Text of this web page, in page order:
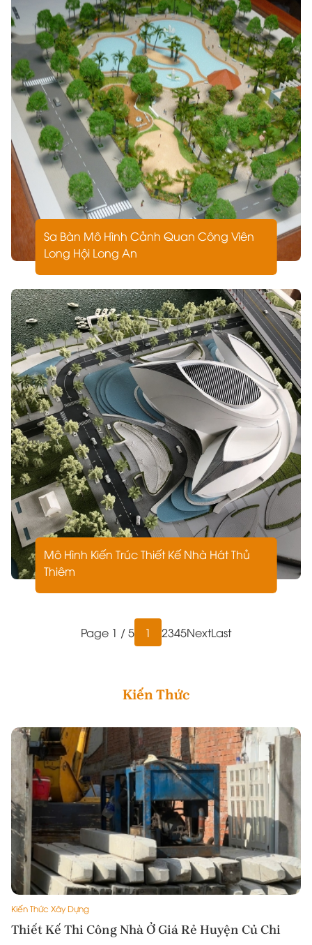
Sa Bàn Mô Hình Cảnh Quan Công Viên
Long Hội Long An
Mô Hình Kiến Trúc Thiết Kế Nhà Hát Thủ
Thiêm
Page 1 / 5 1 2345NextLast
Kiến Thức
Kiến Thức Xây Dựng
Thiết Kế Thi Công Nhà Ở Giá Rẻ Huyện Củ Chi